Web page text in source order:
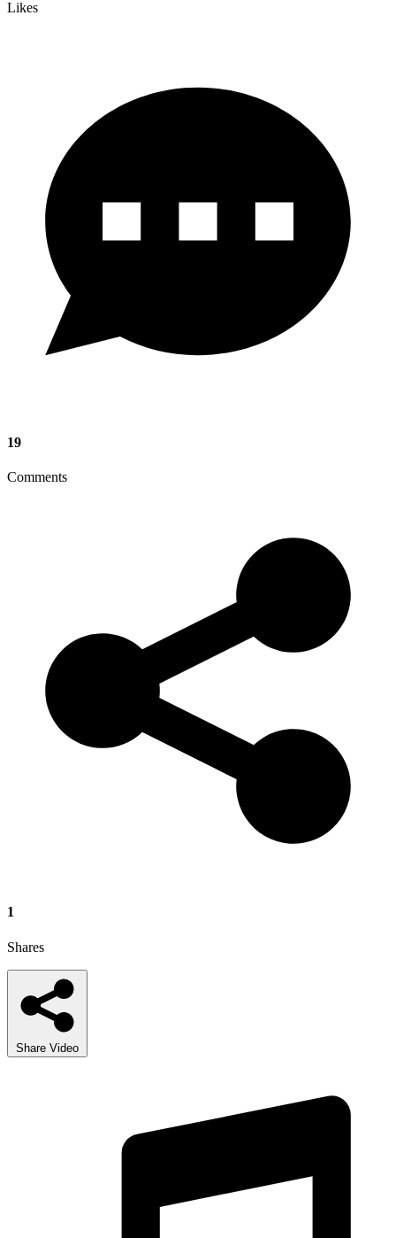
Likes
19
Comments
1
Shares
Share Video